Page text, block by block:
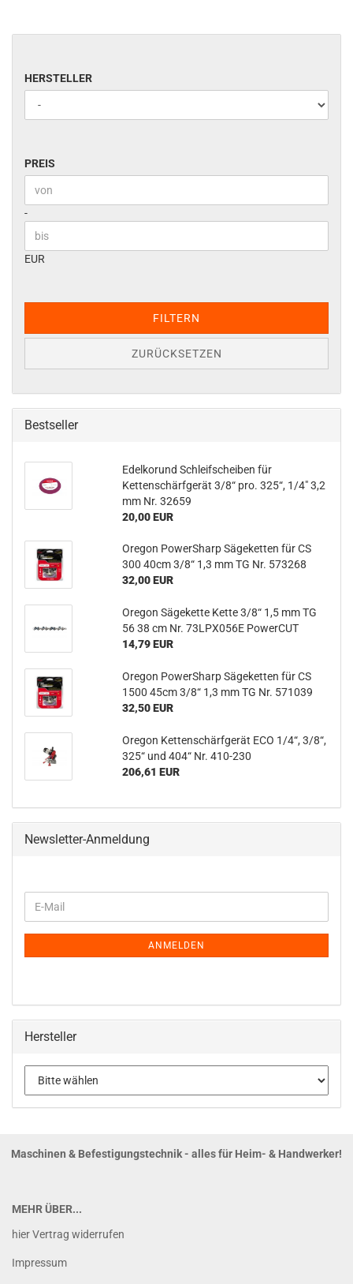
HERSTELLER
HERSTELLER
PREIS
PREIS
Preis bis
-
EUR
FILTERN
ZURÜCKSETZEN
Bestseller
Edelkorund Schleifscheiben für
Kettenschärfgerät 3/8“ pro. 325“, 1/4" 3,2
mm Nr. 32659
20,00 EUR
Oregon PowerSharp Sägeketten für CS
300 40cm 3/8“ 1,3 mm TG Nr. 573268
32,00 EUR
Oregon Sägekette Kette 3/8“ 1,5 mm TG
56 38 cm Nr. 73LPX056E PowerCUT
14,79 EUR
Oregon PowerSharp Sägeketten für CS
1500 45cm 3/8“ 1,3 mm TG Nr. 571039
32,50 EUR
Oregon Kettenschärfgerät ECO 1/4“, 3/8“,
325“ und 404“ Nr. 410-230
206,61 EUR
Newsletter-Anmeldung
ZUR
E-
Mail
ANMELDEN
Hersteller
Maschinen & Befestigungstechnik - alles für Heim- & Handwerker!
MEHR ÜBER...
hier Vertrag widerrufen
Impressum